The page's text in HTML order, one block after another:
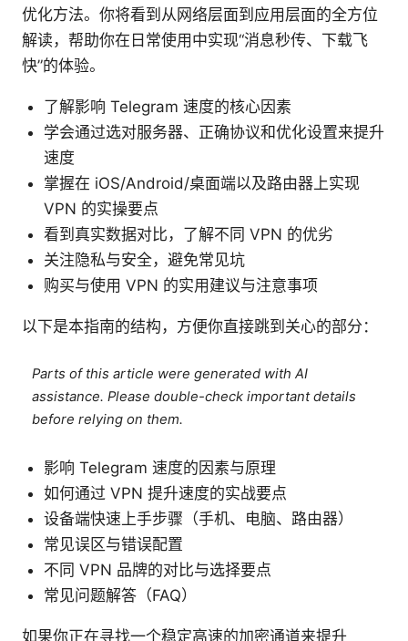
优化方法。你将看到从网络层面到应用层面的全方位
解读，帮助你在日常使用中实现“消息秒传、下载飞
快”的体验。
了解影响 Telegram 速度的核心因素
学会通过选对服务器、正确协议和优化设置来提升
速度
掌握在 iOS/Android/桌面端以及路由器上实现
VPN 的实操要点
看到真实数据对比，了解不同 VPN 的优劣
关注隐私与安全，避免常见坑
购买与使用 VPN 的实用建议与注意事项
以下是本指南的结构，方便你直接跳到关心的部分：
Parts of this article were generated with AI
assistance. Please double-check important details
before relying on them.
影响 Telegram 速度的因素与原理
如何通过 VPN 提升速度的实战要点
设备端快速上手步骤（手机、电脑、路由器）
常见误区与错误配置
不同 VPN 品牌的对比与选择要点
常见问题解答（FAQ）
如果你正在寻找一个稳定高速的加密通道来提升